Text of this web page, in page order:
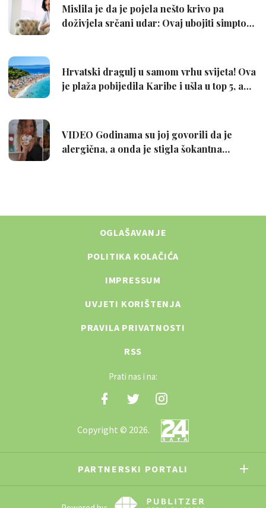
OGLAŠAVANJE
POLITIKA KOLAČIĆA
IMPRESSUM
UVJETI KORIŠTENJA
PRAVILA PRIVATNOSTI
RSS
Prati nas i na:
Copyright © 2026.
PARTNERSKI PORTALI